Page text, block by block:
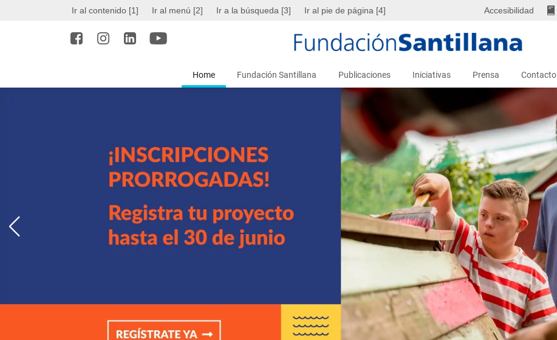
Ir al contenido [1] Ir al menú [2] Ir a la búsqueda [3] Ir al pie de página [4] Accesibilidad
Home Fundación Santillana Publicaciones Iniciativas Prensa Contacto